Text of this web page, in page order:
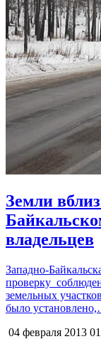
Земли
владельцев
Западно-
проверку
земельных
было
04 февраля 2013